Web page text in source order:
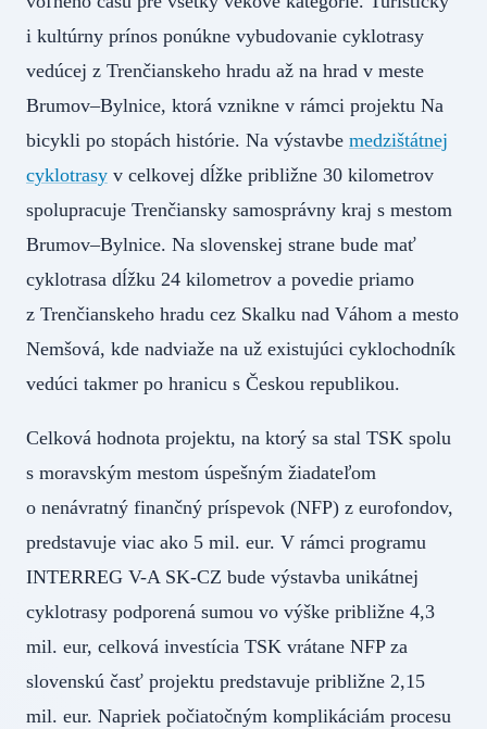
i kultúrny prínos ponúkne vybudovanie cyklotrasy
vedúcej z Trenčianskeho hradu až na hrad v meste
Brumov–Bylnice, ktorá vznikne v rámci projektu Na
bicykli po stopách histórie. Na výstavbe medzištátnej
cyklotrasy v celkovej dĺžke približne 30 kilometrov
spolupracuje Trenčiansky samosprávny kraj s mestom
Brumov–Bylnice. Na slovenskej strane bude mať
cyklotrasa dĺžku 24 kilometrov a povedie priamo
z Trenčianskeho hradu cez Skalku nad Váhom a mesto
Nemšová, kde nadviaže na už existujúci cyklochodník
vedúci takmer po hranicu s Českou republikou.
Celková hodnota projektu, na ktorý sa stal TSK spolu
s moravským mestom úspešným žiadateľom
o nenávratný finančný príspevok (NFP) z eurofondov,
predstavuje viac ako 5 mil. eur. V rámci programu
INTERREG V-A SK-CZ bude výstavba unikátnej
cyklotrasy podporená sumou vo výške približne 4,3
mil. eur, celková investícia TSK vrátane NFP za
slovenskú časť projektu predstavuje približne 2,15
mil. eur. Napriek počiatočným komplikáciám procesu